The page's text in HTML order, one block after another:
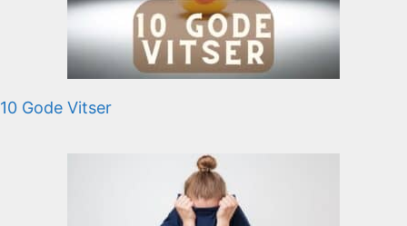
10 Gode Vitser